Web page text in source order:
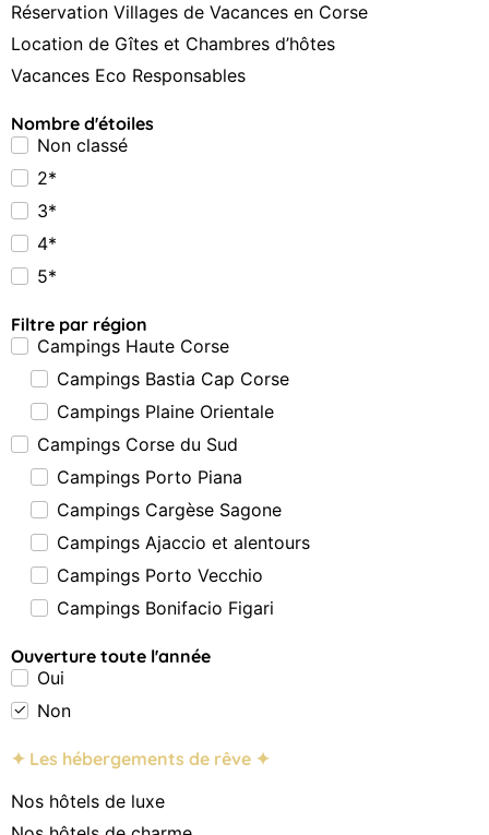
Réservation Villages de Vacances en Corse
Location de Gîtes et Chambres d’hôtes
Vacances Eco Responsables
Nombre d'étoiles
Non classé
2*
3*
4*
5*
Filtre par région
Campings Haute Corse
Campings Bastia Cap Corse
Campings Plaine Orientale
Campings Corse du Sud
Campings Porto Piana
Campings Cargèse Sagone
Campings Ajaccio et alentours
Campings Porto Vecchio
Campings Bonifacio Figari
Ouverture toute l'année
Oui
Non
✦ Les hébergements de rêve ✦
Nos hôtels de luxe